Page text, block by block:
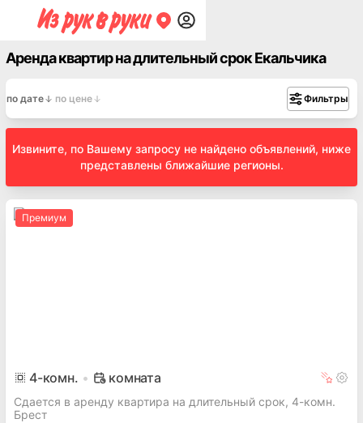
Аренда квартир на длительный срок Екальчика
по дате по цене Фильтры
Извините, по Вашему запросу не найдено объявлений, ниже
представлены ближайшие регионы.
Премиум
4-комн. комната
Сдается в аренду квартира на длительный срок, 4-комн.
Брест